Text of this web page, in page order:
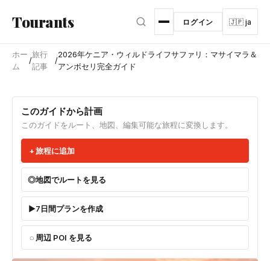
Tourants ログイン 🇯🇵 ja
ホー
ム
/
旅行
記事
/
2026年ケニア・ウィルドライフサファリ：マサイマラ＆
アンボセリ完全ガイド
このガイドから計画
このガイドをルート、地図、編集可能な旅程に変換します。
旅程に追加
地図でルートを見る
7日間プランを作成
周辺 POI を見る